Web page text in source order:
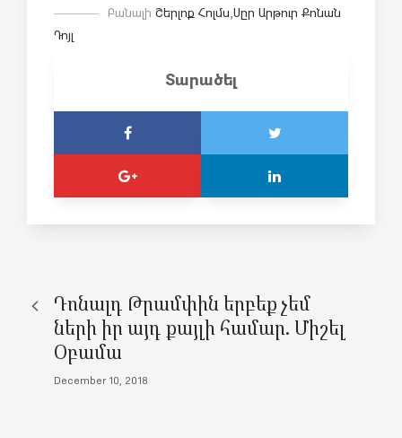
Բանալի Շերլոք Հոլմս,Սըր Արթուր Քոնան
Դոյլ
Տարածել
Դոնալդ Թրամփին երբեք չեմ
ների իր այդ քայլի համար. Միշել
Օբամա
December 10, 2018